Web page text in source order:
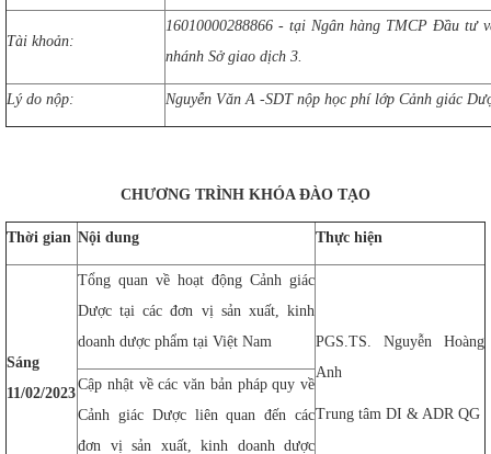
Tài khoản:
16010000288866 - tại Ngân hàng TMCP Đầu tư
nhánh Sở giao dịch 3.
Lý do nộp: Nguyễn Văn A -SDT nộp học phí lớp Cảnh giác
CHƯƠNG TRÌNH KHÓA ĐÀO TẠO
Thời gian Nội dung Thực hiện
Sáng
11/02/2023
Tổng quan về hoạt động Cảnh giác
Dược tại các đơn vị sản xuất, kinh
doanh dược phẩm tại Việt Nam
PGS.TS. Nguyễn Hoàng
Anh
Trung tâm DI & ADR QG
Cập nhật về các văn bản pháp quy về
Cảnh giác Dược liên quan đến các
đơn vị sản xuất, kinh doanh dược